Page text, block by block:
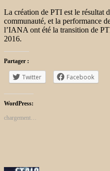
La création de PTI est le résultat
communauté, et la performance
l’IANA ont été la transition de
2016.
Partager :
Twitter Facebook
WordPress:
chargement…